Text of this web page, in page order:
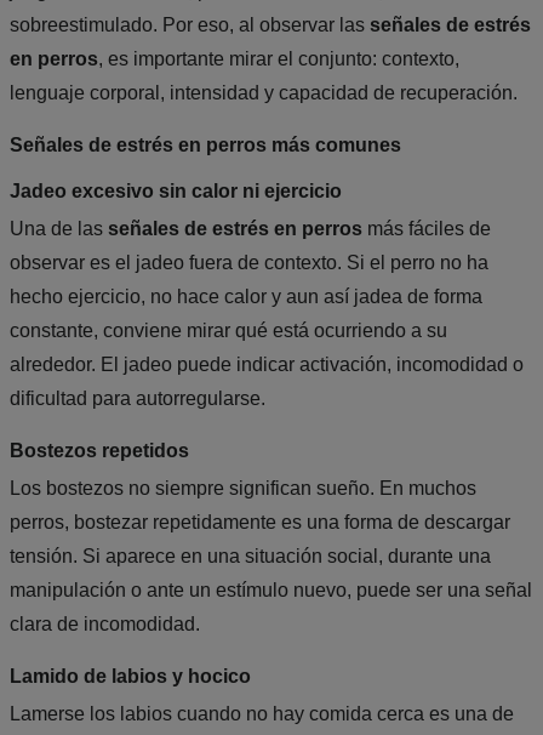
sobreestimulado. Por eso, al observar las señales de estrés
en perros, es importante mirar el conjunto: contexto,
lenguaje corporal, intensidad y capacidad de recuperación.
Señales de estrés en perros más comunes
Jadeo excesivo sin calor ni ejercicio
Una de las señales de estrés en perros más fáciles de
observar es el jadeo fuera de contexto. Si el perro no ha
hecho ejercicio, no hace calor y aun así jadea de forma
constante, conviene mirar qué está ocurriendo a su
alrededor. El jadeo puede indicar activación, incomodidad o
dificultad para autorregularse.
Bostezos repetidos
Los bostezos no siempre significan sueño. En muchos
perros, bostezar repetidamente es una forma de descargar
tensión. Si aparece en una situación social, durante una
manipulación o ante un estímulo nuevo, puede ser una señal
clara de incomodidad.
Lamido de labios y hocico
Lamerse los labios cuando no hay comida cerca es una de